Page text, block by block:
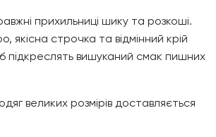
прихильниці шику та розкоші.
якісна строчка та відмінний крій
підкреслять вишуканий смак пишних
великих розмірів доставляється